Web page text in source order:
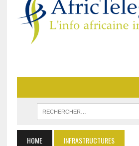
HOME INFRASTRUCTURES